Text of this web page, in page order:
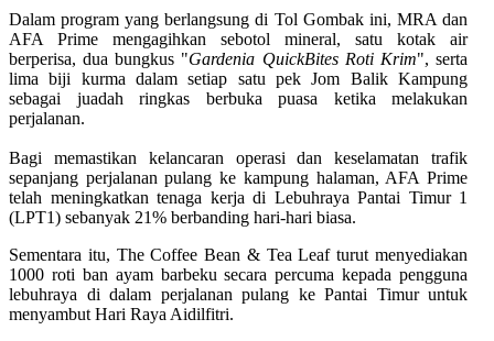
Dalam program yang berlangsung di Tol Gombak ini, MRA dan
AFA Prime mengagihkan sebotol mineral, satu kotak air
berperisa, dua bungkus "Gardenia QuickBites Roti Krim", serta
lima biji kurma dalam setiap satu pek Jom Balik Kampung
sebagai juadah ringkas berbuka puasa ketika melakukan
perjalanan.
Bagi memastikan kelancaran operasi dan keselamatan trafik
sepanjang perjalanan pulang ke kampung halaman, AFA Prime
telah meningkatkan tenaga kerja di Lebuhraya Pantai Timur 1
(LPT1) sebanyak 21% berbanding hari-hari biasa.
Sementara itu, The Coffee Bean & Tea Leaf turut menyediakan
1000 roti ban ayam barbeku secara percuma kepada pengguna
lebuhraya di dalam perjalanan pulang ke Pantai Timur untuk
menyambut Hari Raya Aidilfitri.